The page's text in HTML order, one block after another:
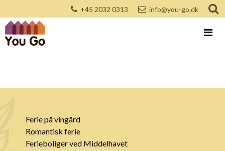
+45 2032 0313 info@you-go.dk
Ferie på vingård
Romantisk ferie
Ferieboliger ved Middelhavet